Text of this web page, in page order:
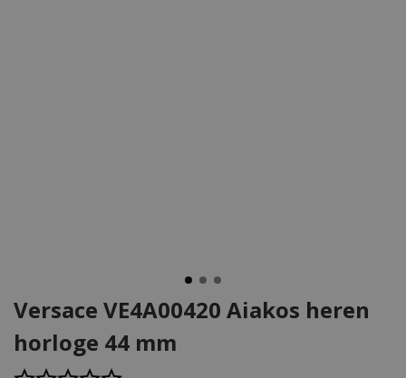
Versace VE4A00420 Aiakos heren
horloge 44 mm